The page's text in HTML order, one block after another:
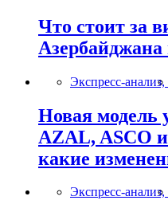
Что стоит за
Азербайджана
Экспресс-анализ,
Новая модель
AZAL, ASCO
какие
Экспресс-анализ,